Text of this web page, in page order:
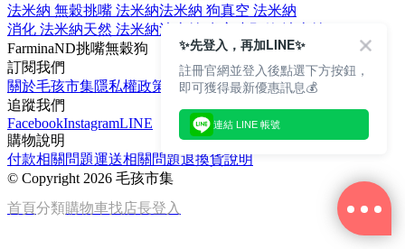
法米納 無穀挑嘴 法米納法米納 狗真空 法米納
消化 法米納天然 法米納法米納 處方
FarminaND挑嘴無穀狗
訂閱我們
關於毛孩市集隱私權政策
文章
追蹤我們
FacebookInstagramLINE
購物說明
付款相關問題運送相關問題退換貨說明
© Copyright 2026 毛孩市集
首頁分類購物車找店長登入
✨先登入，再加LINE✨
註冊官網並登入後點選下方按鈕，
即可獲得最新優惠訊息💰
連結 LINE 帳號